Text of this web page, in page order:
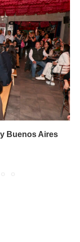
Buenos Aires